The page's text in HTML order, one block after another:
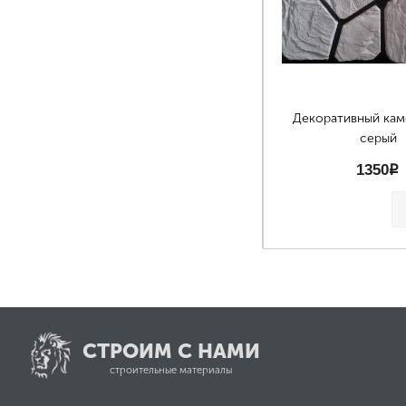
Декоративный
серый
1350p
СТРОИМ С НАМИ
строительные материалы